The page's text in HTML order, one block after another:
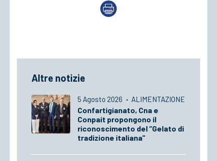
Altre notizie
5 Agosto 2026 · ALIMENTAZIONE
Confartigianato, Cna e
Conpait propongono il
riconoscimento del “Gelato di
tradizione italiana”